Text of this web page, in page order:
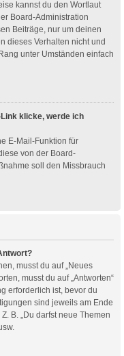
kannst du den Wortlaut
Board-Administration
Beiträge, nur um deinen
dieses Verhalten nicht und
unter Umständen einfach
klicke, werde ich
E-Mail-Funktion für
von der Board-
soll den Missbrauch
musst du auf „Neues
musst du auf „Antworten“
erforderlich ist, bevor du
sind jeweils am Ende
B. „Du darfst neue Themen